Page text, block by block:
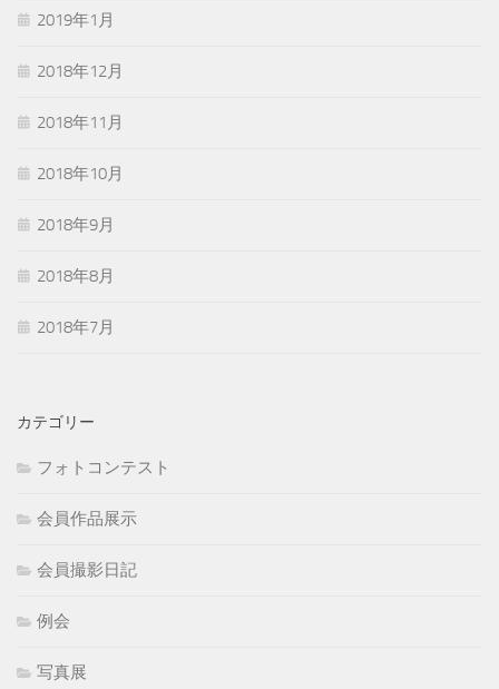
2019年1月
2018年12月
2018年11月
2018年10月
2018年9月
2018年8月
2018年7月
カテゴリー
フォトコンテスト
会員作品展示
会員撮影日記
例会
写真展